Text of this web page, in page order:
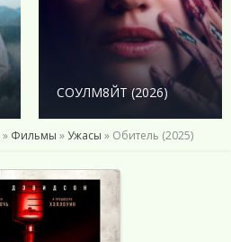
СОУЛМ8ЙТ (2026)
» Фильмы »Ужасы » Обитель (2025)